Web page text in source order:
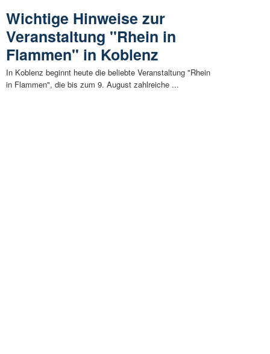
Wichtige Hinweise zur
Veranstaltung "Rhein in
Flammen" in Koblenz
In Koblenz beginnt heute die beliebte Veranstaltung "Rhein
in Flammen", die bis zum 9. August zahlreiche ...